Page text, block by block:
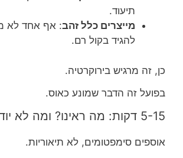
תיעוד.
מייצרים כלל זהב: אף אחד לא
להגיד בקול רם.
כן, זה מרגיש בירוקרטיה.
בפועל זה הדבר שמונע כאוס.
5-15 דקות: מה ראינו? ומה לא יודעים עדיין?
אוספים סימפטומים, לא תיאוריות.